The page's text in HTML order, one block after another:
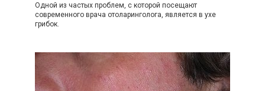
Одной из частых проблем, с которой посещают
современного врача отоларинголога, является в ухе
грибок.